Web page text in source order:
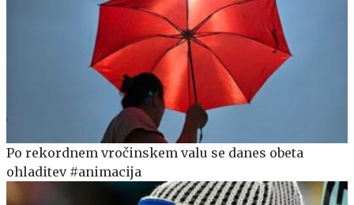
Po rekordnem vročinskem valu se danes obeta
ohladitev #animacija